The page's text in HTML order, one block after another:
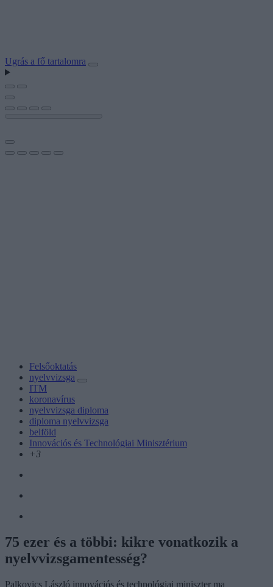
Ugrás a fő tartalomra
Felsőoktatás
nyelvvizsga
ITM
koronavírus
nyelvvizsga diploma
diploma nyelvvizsga
belföld
Innovációs és Technológiai Minisztérium
+3
75 ezer és a többi: kikre vonatkozik a
nyelvvizsgamentesség?
Palkovics László innovációs és technológiai miniszter ma